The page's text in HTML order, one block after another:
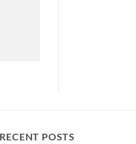
RECENT POSTS